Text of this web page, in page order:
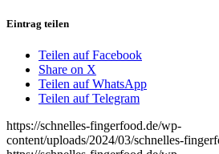
Eintrag teilen
Teilen auf Facebook
Share on X
Teilen auf WhatsApp
Teilen auf Telegram
https://schnelles-fingerfood.de/wp-
content/uploads/2024/03/schnelles-